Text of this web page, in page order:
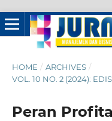
HOME / ARCHIVES /
VOL. 10 NO. 2 (2024):
Peran